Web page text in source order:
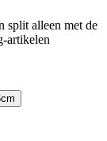
split alleen met de
artikelen